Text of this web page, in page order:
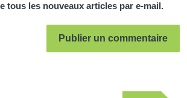
tous les nouveaux articles par e-mail.